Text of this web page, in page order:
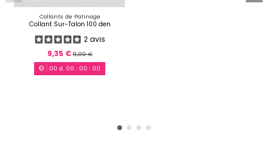
Collants de Patinage
Collant Sur-Talon 100 den
2 avis
9,35 €11,00 €
00 d. 00 : 00 : 00